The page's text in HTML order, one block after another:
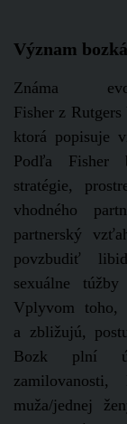
Význam
Známa
Fisher z
ktorá popisuje
Podľa Fisher
stratégie,
vhodného
partnerský
povzbudiť
sexuálne
Vplyvom toho,
a zbližujú,
Bozk plní
muža/jednej